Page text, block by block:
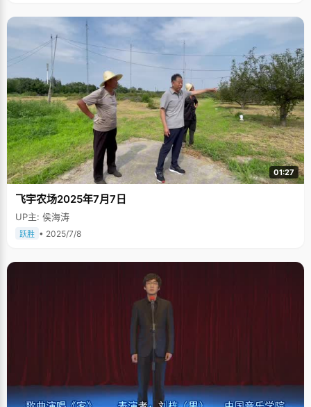
01:27
飞宇农场2025年7月7日
UP主: 侯海涛
跃胜 • 2025/7/8